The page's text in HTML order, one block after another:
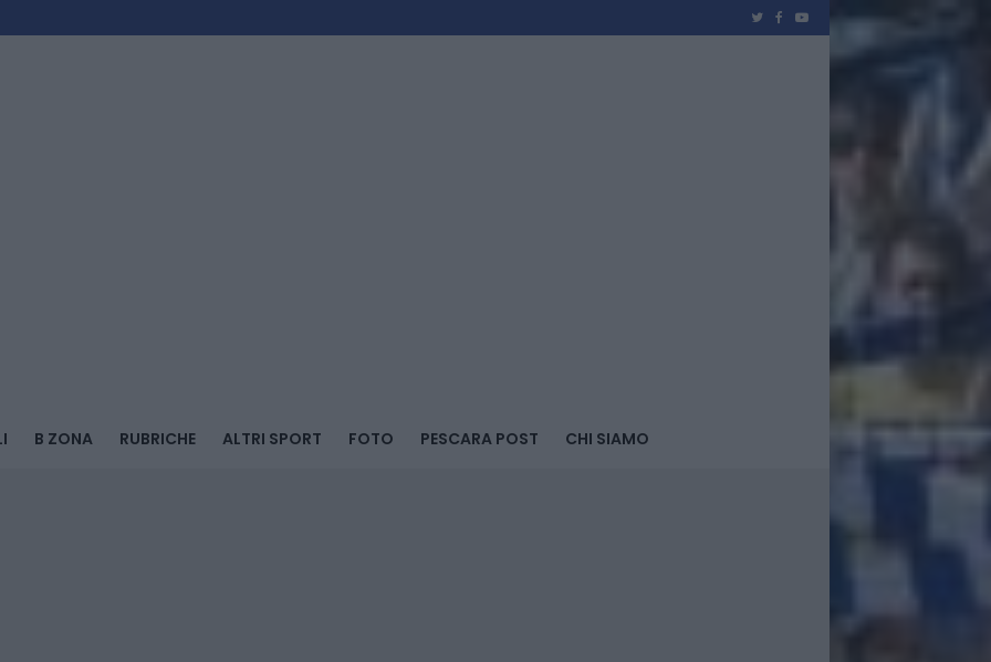
B ZONA RUBRICHE ALTRI SPORT FOTO PESCARA POST CHI SIAMO